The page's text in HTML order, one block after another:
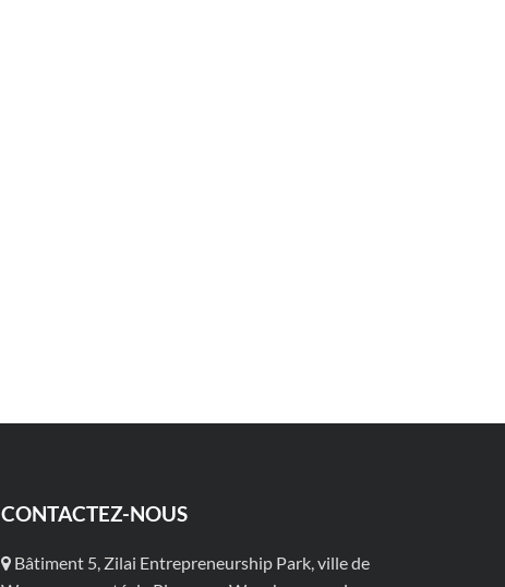
CONTACTEZ-NOUS
Bâtiment 5, Zilai Entrepreneurship Park, ville de